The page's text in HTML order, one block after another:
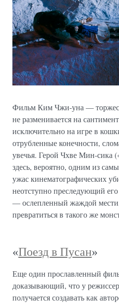
Фильм Ким Чжи-уна —
не разменивается на
исключительно на игре в
отрубленные конечности,
увечья. Герой Чхве Мин-сика
здесь, вероятно, одним из
ужас кинематографических
неотступно преследующий
— ослепленный жаждой
превратиться в такого же
«Поезд в Пусан»
Еще один прославленный
доказывающий, что у
получается создавать как